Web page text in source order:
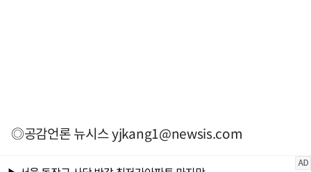
◎공감언론 뉴시스yjkang1@newsis.com